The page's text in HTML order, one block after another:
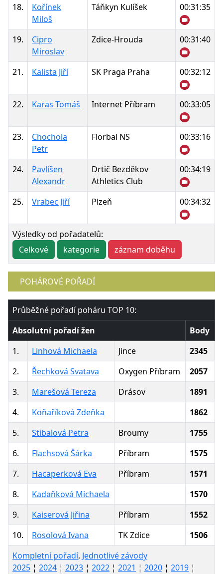
18.
Kořínek
Miloš
Táňkyn Kulíšek 00:31:35
19.
Cipro
Miroslav
Zdice-Hrouda 00:31:40
21. Kalista Jiří SK Praga Praha 00:32:12
22. Karas Tomáš Internet Příbram 00:33:05
23.
Chochola
Petr
Florbal NS 00:33:16
24.
Pavlišen
Alexandr
Drtič Bezděkov
Athletics Club
00:34:19
25. Vrabec Jiří Plzeň 00:34:32
Výsledky od pořadatelů:
Celkové
kategorie záznam doběhu
POHÁROVÉ POŘADÍ
Průběžné pořadí poháru TOP 10:
Absolutní pořadí žen
Body
1.
Linhová Michaela Jince
2345
2.
Řechková Svatava Oxygen Příbram
2057
3.
Marešová Tereza Drásov
1891
4.
Koňaříková Zdeňka
1862
5.
Stibalová Petra Broumy
1755
6.
Flachsová Šárka Příbram
1575
7.
Hacaperková Eva Příbram
1571
8.
Kadaňková Michaela
1570
9.
Kaiserová Jiřina Příbram
1552
10.
Rosolová Ivana TK Zdice
1506
Kompletní pořadí, Jednotlivé závody
2025 ¦ 2024 ¦ 2023 ¦ 2022 ¦ 2021 ¦ 2020 ¦ 2019 ¦